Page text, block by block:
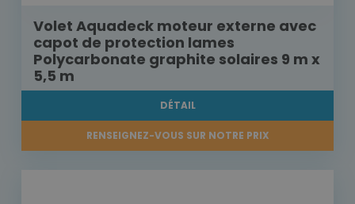
Volet Aquadeck moteur externe avec
capot de protection lames
Polycarbonate graphite solaires 9 m x
5,5 m
DÉTAIL
RENSEIGNEZ-VOUS SUR NOTRE PRIX